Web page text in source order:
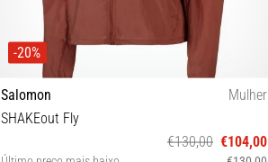
-20%
Salomon
Mulher
SHAKEout Fly
€130,00 €104,00